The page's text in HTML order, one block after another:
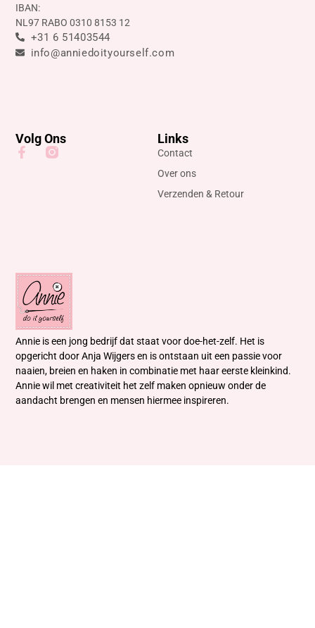
Annie is een jong bedrijf dat staat voor doe-het-zelf. Het is
opgericht door Anja Wijgers en is ontstaan uit een passie voor
naaien, breien en haken in combinatie met haar eerste kleinkind.
Annie wil met creativiteit het zelf maken opnieuw onder de
aandacht brengen en mensen hiermee inspireren.
Links
Contact
Over ons
Verzenden & Retour
IBAN:
NL97 RABO 0310 8153 12
+31 6 51403544
info@anniedoityourself.com
Volg Ons